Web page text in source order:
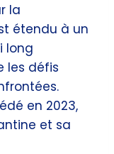
la
étendu à un
long
les défis
en 2023,
et sa